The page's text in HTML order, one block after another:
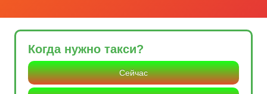
Когда нужно такси?
Сейчас